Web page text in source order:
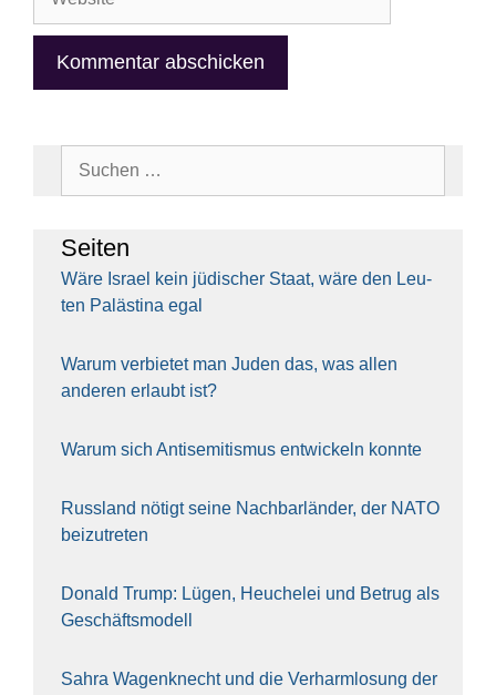
Sei­ten
Wäre Isra­el kein jüdi­scher Staat, wäre den Leu­
ten Paläs­ti­na egal
War­um ver­bie­tet man Juden das, was allen
ande­ren erlaubt ist?
War­um sich Anti­se­mi­tis­mus ent­wi­ckeln konn­te
Russ­land nötigt sei­ne Nach­bar­län­der, der NATO
bei­zu­tre­ten
Donald Trump: Lügen, Heu­che­lei und Betrug als
Geschäfts­mo­dell
Sahra Wagen­knecht und die Ver­harm­lo­sung der